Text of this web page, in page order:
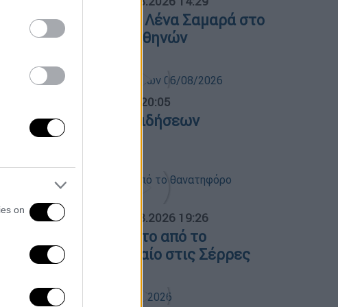
on
Μνημόσυνο για τη Λένα Σαμαρά στο
Α΄ Νεκροταφείο Αθηνών
06.08.2026 20:05
Κεντρικό δελτίο ειδήσεων
06/08/2026
ΑΠΟΣΠΑΣΜΑΤΑ... 07.08.2026 19:26
Βίντεο ντοκουμέντο από το
θανατηφόρο τροχαίο στις Σέρρες